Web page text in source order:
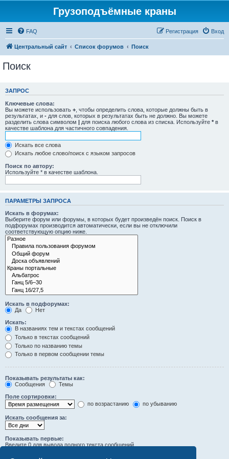
Грузоподъёмные краны
FAQ Вход
Регистрация
Центральный сайт Список форумов Поиск
Поиск
ЗАПРОС
Ключевые слова:
Вы можете использовать + , чтобы определить слова, которые должны быть в
результатах, и - для слов, которых в результатах быть не должно. Вы можете
разделить слова символом | для поиска любого слова из списка. Используйте * в
качестве шаблона для частичного совпадения.
Искать все слова
Искать любое слово/поиск с языком запросов
Поиск по автору:
Используйте * в качестве шаблона.
ПАРАМЕТРЫ ЗАПРОСА
Искать в форумах:
Выберите форум или форумы, в которых будет произведён поиск. Поиск в
подфорумах производится автоматически, если вы не отключили
соответствующую опцию ниже.
Искать в подфорумах:
Да
Нет
Искать:
В названиях тем и текстах сообщений
Только в текстах сообщений
Только по названию темы
Только в первом сообщении темы
Показывать результаты как:
Сообщения
Темы
Поле сортировки:
по возрастанию
по убыванию
Искать сообщения за:
Показывать первые:
Введите 0 для вывода полного текста сообщений.